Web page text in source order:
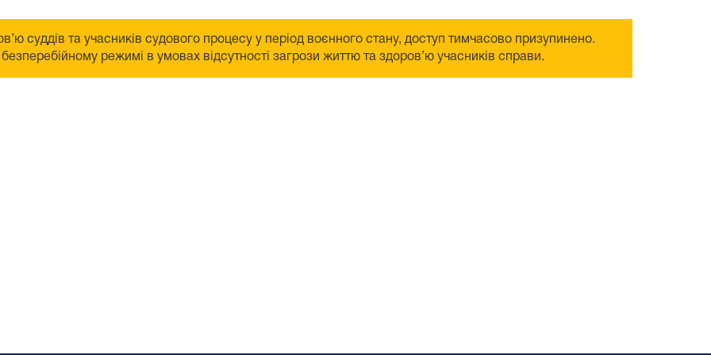
суддів та учасників судового процесу у період воєнного стану, доступ тимчасово призупинено.
режимі в умовах відсутності загрози життю та здоров’ю учасників справи.